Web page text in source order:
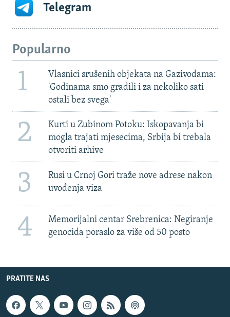
Telegram
Popularno
1
Vlasnici srušenih objekata na Gazivodama:
'Godinama smo gradili i za nekoliko sati
ostali bez svega'
2
Kurti u Zubinom Potoku: Iskopavanja bi
mogla trajati mjesecima, Srbija bi trebala
otvoriti arhive
3
Rusi u Crnoj Gori traže nove adrese nakon
uvođenja viza
4
Memorijalni centar Srebrenica: Negiranje
genocida poraslo za više od 50 posto
PRATITE NAS